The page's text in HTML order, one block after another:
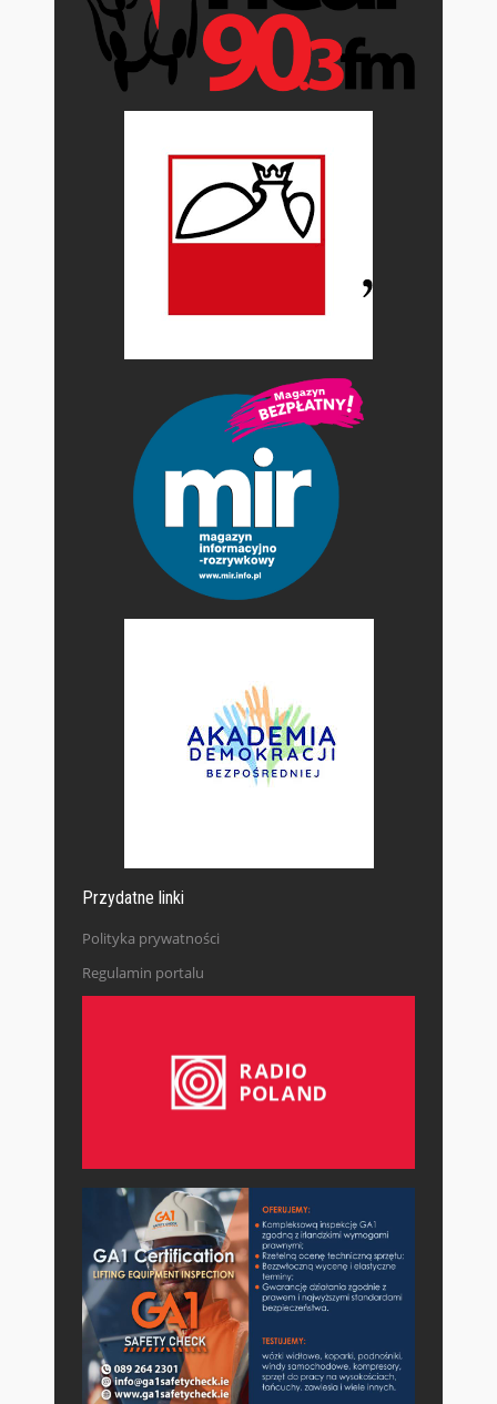
Przydatne linki
Polityka prywatności
Regulamin portalu